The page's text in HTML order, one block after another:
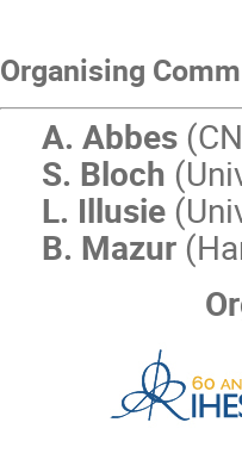
Organising
A. Abbes
S. Bloch
L. Illusie
B. Mazur